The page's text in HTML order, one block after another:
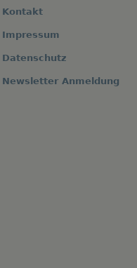
Kontakt
Impressum
Datenschutz
Newsletter Anmeldung